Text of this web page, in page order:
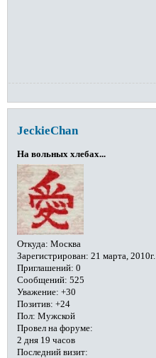
JeckieChan
На вольных хлебах...
Откуда: Москва
Зарегистрирован: 21 марта, 2010г.
Приглашений: 0
Сообщений: 525
Уважение: +30
Позитив: +24
Пол: Мужской
Провел на форуме:
2 дня 19 часов
Последний визит: